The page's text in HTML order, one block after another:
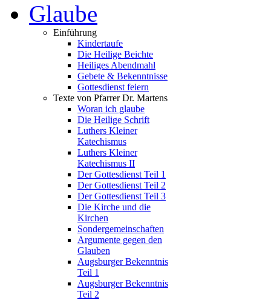
Glaube
Einführung
Kindertaufe
Die Heilige Beichte
Heiliges Abendmahl
Gebete & Bekenntnisse
Gottesdienst feiern
Texte von Pfarrer Dr. Martens
Woran ich glaube
Die Heilige Schrift
Luthers Kleiner
Katechismus
Luthers Kleiner
Katechismus II
Der Gottesdienst Teil 1
Der Gottesdienst Teil 2
Der Gottesdienst Teil 3
Die Kirche und die
Kirchen
Sondergemeinschaften
Argumente gegen den
Glauben
Augsburger Bekenntnis
Teil 1
Augsburger Bekenntnis
Teil 2